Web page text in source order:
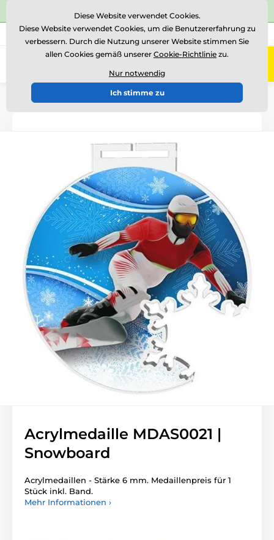
⭐Siehe 504 verifizierte Bewertungen auf
Rufen Sie uns an (Mo-Fr 15-18) +43 676 361 37 22
0
Einführung Acrylmedaillen
Acrylmedaille MDAS0021 |
Snowboard
Acrylmedaillen - Stärke 6 mm. Medaillenpreis für 1
Stück inkl. Band.
Mehr Informationen ›
Diese Website verwendet Cookies.
Diese Website verwendet Cookies, um die Benutzererfahrung zu
verbessern. Durch die Nutzung unserer Website stimmen Sie
allen Cookies gemäß unserer Cookie-Richtlinie zu.
Nur notwendig
Ich stimme zu